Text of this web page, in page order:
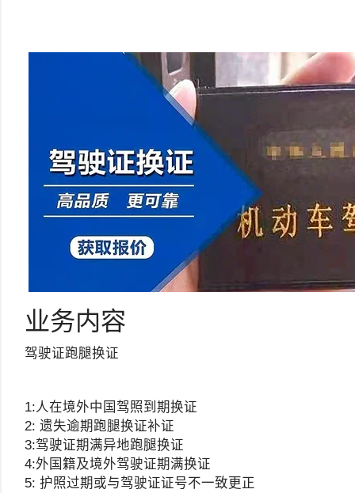
业务内容
驾驶证跑腿换证
1:人在境外中国驾照到期换证
2: 遗失逾期跑腿换证补证
3:驾驶证期满异地跑腿换证
4:外国籍及境外驾驶证期满换证
5: 护照过期或与驾驶证证号不一致更正